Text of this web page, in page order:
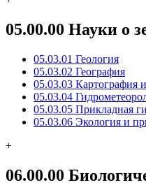
05.00.00 Науки о
05.03.01 Геология
05.03.02 География
05.03.03 Картография
05.03.04
05.03.05 Прикладная
05.03.06 Экология и
+
06.00.00